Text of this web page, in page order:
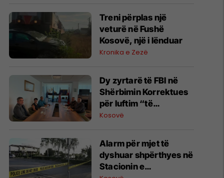
drejtësisë
Treni përplas një
veturë në Fushë
Kosovë, një i lënduar
Kronika e Zezë
Dy zyrtarë të FBI në
Shërbimin Korrektues
për luftim “të
terrorizmit dhe
Kosovë
Alarm për mjet të
dyshuar shpërthyes në
Stacionin e